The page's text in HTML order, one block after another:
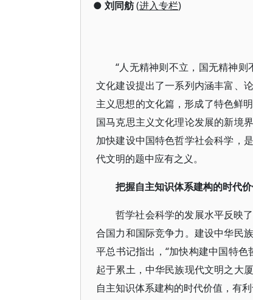
● 刘同舫(进入专栏)
“人无精神则不立，国无精神
文化建设提出了一系列内涵丰富、
主义思想的文化篇，形成了特色鲜
国马克思主义文化理论发展的新境
加快建设中国特色哲学社会科学，
代文明的题中应有之义。
把握自主知识体系建构的时代
哲学社会科学的发展水平反映
合国力和国际竞争力。建设中华民
平总书记指出，“加快构建中国特
起于累土，中华民族现代文明之大
自主知识体系建构的时代价值，有